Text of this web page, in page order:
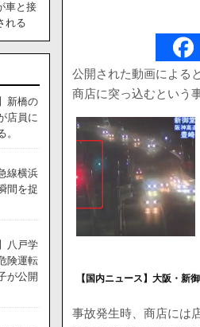
公開された動画による
商店に突っ込むという
【国内ニュース】大阪・新
事故発生時、商店には
車と接
れる
新橋の
店員に
線横浜
間を捉
八戸学
険運転
が公開